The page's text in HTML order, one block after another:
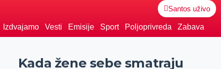
Santos uživo
Izdvajamo Vesti Emisije Sport Poljoprivreda Zabava
Kada žene sebe smatraju